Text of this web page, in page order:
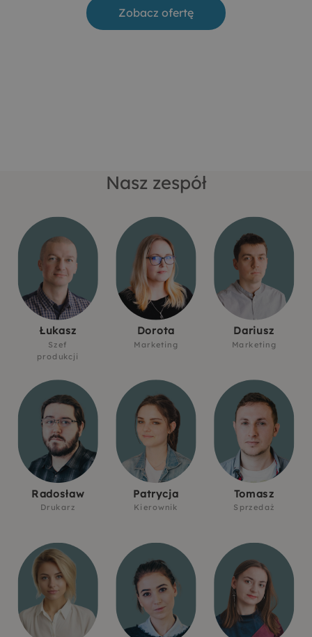
Zobacz ofertę
Nasz zespół
Łukasz
Szef
produkcji
Dorota
Marketing
Dariusz
Marketing
Radosław
Drukarz
Patrycja
Kierownik
Tomasz
Sprzedaż